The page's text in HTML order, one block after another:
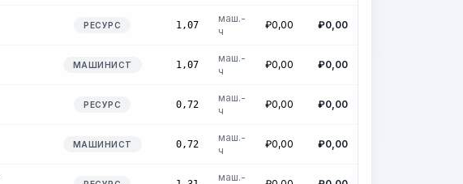
РЕСУРС 1,07
маш.-
ч
₽0,00 ₽0,00
МАШИНИСТ 1,07
маш.-
ч
₽0,00 ₽0,00
РЕСУРС 0,72
маш.-
ч
₽0,00 ₽0,00
МАШИНИСТ 0,72
маш.-
ч
₽0,00 ₽0,00
маш.-